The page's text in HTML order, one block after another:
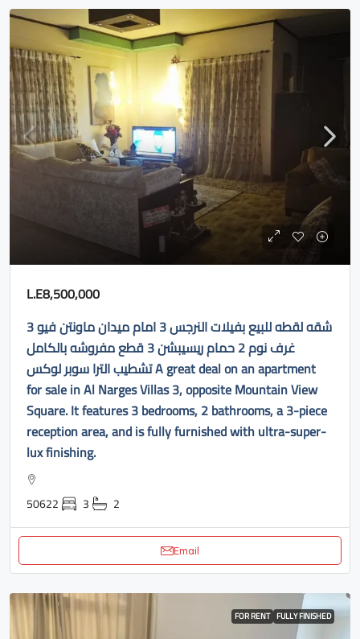
L.E8,500,000
شقه لقطه للبيع بفيلات النرجس 3 امام ميدان ماونتن فيو 3
غرف نوم 2 حمام ريسيبشن 3 قطع مفروشه بالكامل
تشطيب الترا سوبر لوكس A great deal on an apartment
for sale in Al Narges Villas 3, opposite Mountain View
Square. It features 3 bedrooms, 2 bathrooms, a 3-piece
reception area, and is fully furnished with ultra-super-
lux finishing.
50622 3 2
Email
FOR RENT FULLY FINISHED